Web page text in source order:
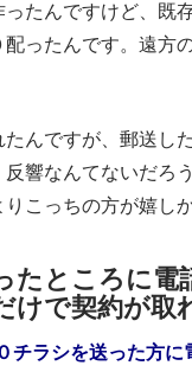
たんですけど、既
配ったんです。遠方
んですが、郵送し
響なんてないだろ
こっちの方が嬉し
たところに電
けで契約が取
ラシを送った方に